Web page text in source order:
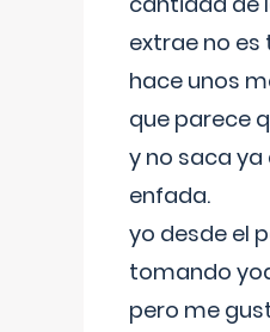
extrae no
hace unos
que parece
y no saca ya
enfada.
yo desde el
tomando
pero me